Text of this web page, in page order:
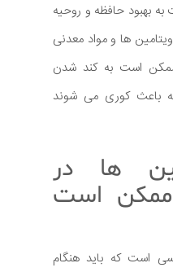
بهبود حافظه و روحیه
ها و مواد معدنی
است به کند شدن
باعث کوری می شوند
ها در
ممکن است
است که باید هنگام